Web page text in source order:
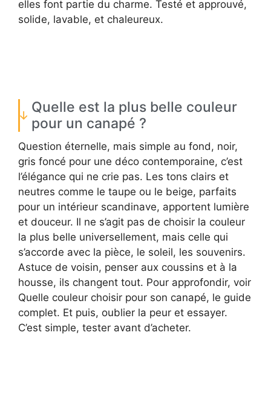
elles font partie du charme. Testé et approuvé,
solide, lavable, et chaleureux.
Quelle est la plus belle couleur
pour un canapé ?
Question éternelle, mais simple au fond, noir,
gris foncé pour une déco contemporaine, c’est
l’élégance qui ne crie pas. Les tons clairs et
neutres comme le taupe ou le beige, parfaits
pour un intérieur scandinave, apportent lumière
et douceur. Il ne s’agit pas de choisir la couleur
la plus belle universellement, mais celle qui
s’accorde avec la pièce, le soleil, les souvenirs.
Astuce de voisin, penser aux coussins et à la
housse, ils changent tout. Pour approfondir, voir
Quelle couleur choisir pour son canapé, le guide
complet. Et puis, oublier la peur et essayer.
C’est simple, tester avant d’acheter.